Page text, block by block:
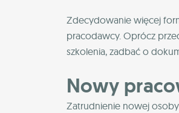
Zdecydowanie więcej
pracodawcy. Oprócz
szkolenia, zadbać o
Nowy
Zatrudnienie nowej osoby